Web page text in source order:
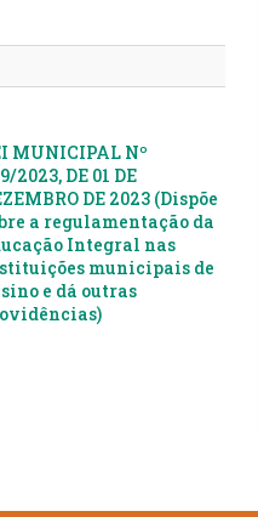
MUNICIPAL Nº
2023, DE 01 DE
DE 2023 (Dispõe
a regulamentação da
Integral nas
municipais de
e dá outras